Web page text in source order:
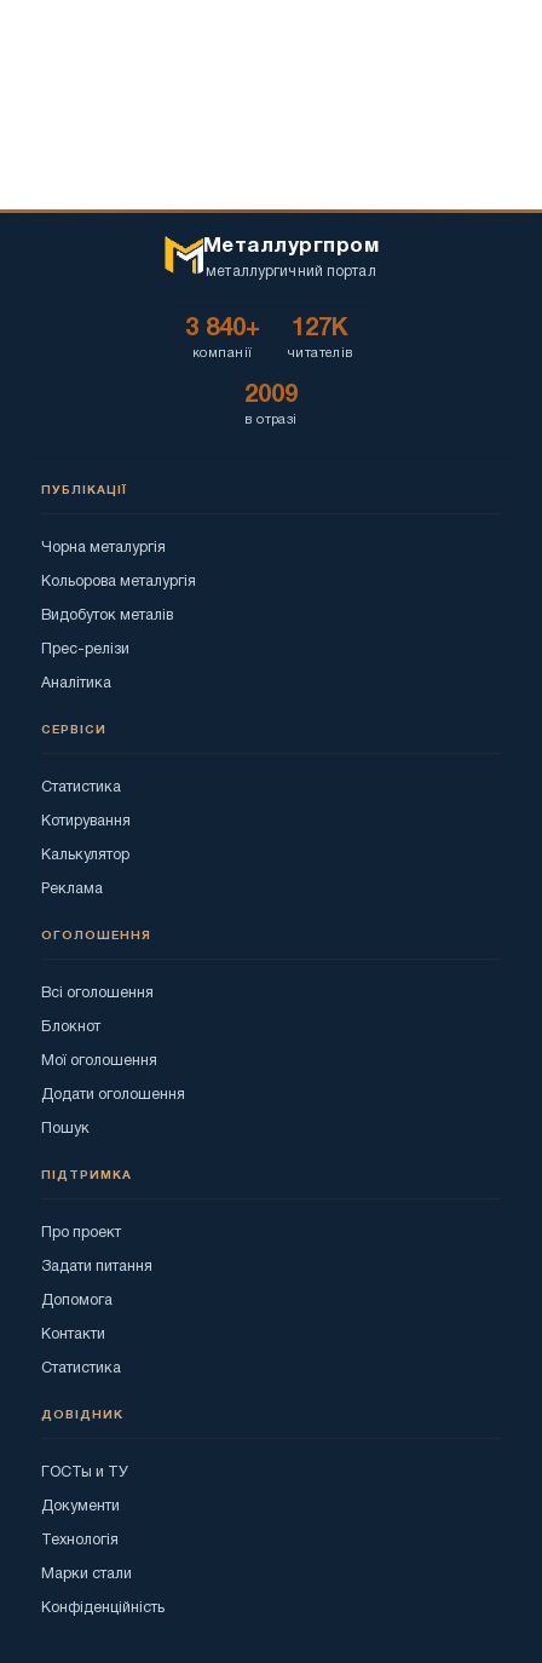
Металлургпром
металлургичний портал
3 840+
компанії
127K
читателів
2009
в отразі
ПУБЛІКАЦІЇ
Чорна металургія
Кольорова металургія
Видобуток металів
Прес-релізи
Аналітика
СЕРВІСИ
Статистика
Котирування
Калькулятор
Реклама
ОГОЛОШЕННЯ
Всі оголошення
Блокнот
Мої оголошення
Додати оголошення
Пошук
ПІДТРИМКА
Про проект
Задати питання
Допомога
Контакти
Статистика
ДОВІДНИК
ГОСТы и ТУ
Документи
Технологія
Марки стали
Конфіденційність